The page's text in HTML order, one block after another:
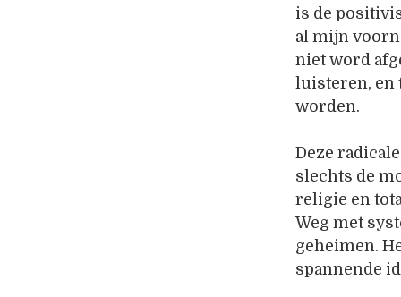
is de
al mijn
niet word
luisteren, en
worden.
Deze
slechts de
religie en
Weg met
geheimen.
spannende